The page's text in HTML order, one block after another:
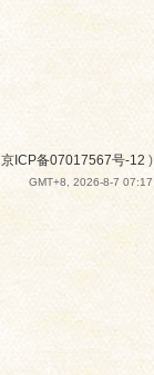
京ICP备07017567号-12 )
GMT+8, 2026-8-7 07:17